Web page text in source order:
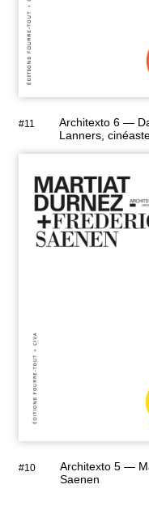
#11
Architexto 6 —
Lanners,
#10
Architexto 5 —
Saenen